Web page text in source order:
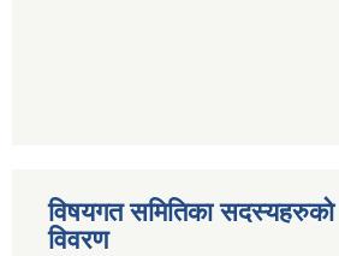
विषयगत समितिका सदस्यहरुको
विवरण